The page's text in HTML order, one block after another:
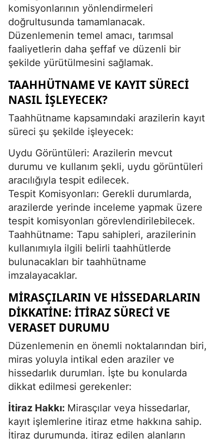
komisyonlarının yönlendirmeleri
doğrultusunda tamamlanacak.
Düzenlemenin temel amacı, tarımsal
faaliyetlerin daha şeffaf ve düzenli bir
şekilde yürütülmesini sağlamak.
TAAHHÜTNAME VE KAYIT SÜRECI
NASIL İŞLEYECEK?
Taahhütname kapsamındaki arazilerin kayıt
süreci şu şekilde işleyecek:
Uydu Görüntüleri: Arazilerin mevcut
durumu ve kullanım şekli, uydu görüntüleri
aracılığıyla tespit edilecek.
Tespit Komisyonları: Gerekli durumlarda,
arazilerde yerinde inceleme yapmak üzere
tespit komisyonları görevlendirilebilecek.
Taahhütname: Tapu sahipleri, arazilerinin
kullanımıyla ilgili belirli taahhütlerde
bulunacakları bir taahhütname
imzalayacaklar.
MIRASÇILARIN VE HISSEDARLARIN
DIKKATINE: İTIRAZ SÜRECI VE
VERASET DURUMU
Düzenlemenin en önemli noktalarından biri,
miras yoluyla intikal eden araziler ve
hissedarlık durumları. İşte bu konularda
dikkat edilmesi gerekenler:
İtiraz Hakkı: Mirasçılar veya hissedarlar,
kayıt işlemlerine itiraz etme hakkına sahip.
İtiraz durumunda, itiraz edilen alanların